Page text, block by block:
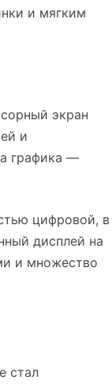
и мягким
экран
и
а графика —
цифровой, в
дисплей на
и множество
стал